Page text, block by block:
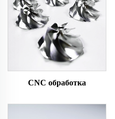
CNC обработка